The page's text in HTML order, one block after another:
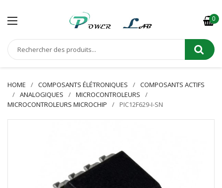
0
HOME COMPOSANTS ÉLÉTRONIQUES
COMPOSANTS ACTIFS
ANALOGIQUES
MICROCONTROLEURS
MICROCONTROLEURS MICROCHIP
PIC12F629-I-SN